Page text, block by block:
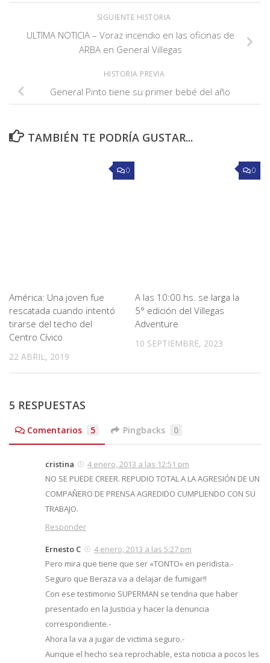
SIGUIENTE HISTORIA
ULTIMA NOTICIA – Voraz incendio en las oficinas de
ARBA en General Villegas
HISTORIA PREVIA
General Pinto tiene su primer bebé del año
TAMBIÉN TE PODRÍA GUSTAR...
0
América: Una joven fue
rescatada cuando intentó
tirarse del techo del
Centro Cívico
22 ABRIL, 2019
0
A las 10:00 hs. se larga la
5° edición del Villegas
Adventure
10 SEPTIEMBRE, 2023
5 RESPUESTAS
Comentarios 5 Pingbacks 0
cristina
4 enero, 2013 a las 12:51 pm
NO SE PUEDE CREER. REPUDIO TOTAL A LA AGRESIÓN DE UN
COMPAÑERO DE PRENSA AGREDIDO CUMPLIENDO CON SU
TRABAJO.
Responder
Ernesto C
4 enero, 2013 a las 5:27 pm
Pero mira que tiene que ser «TONTO» en peridista.-
Seguro que Beraza va a delajar de fumigar!!
Con ese testimonio SUPERMAN se tendria que haber
presentado en la Justicia y hacer la denuncia
correspondiente.-
Ahora la va a jugar de victima seguro.-
Aunque el hecho sea reprochable, esta noticia a pocos les